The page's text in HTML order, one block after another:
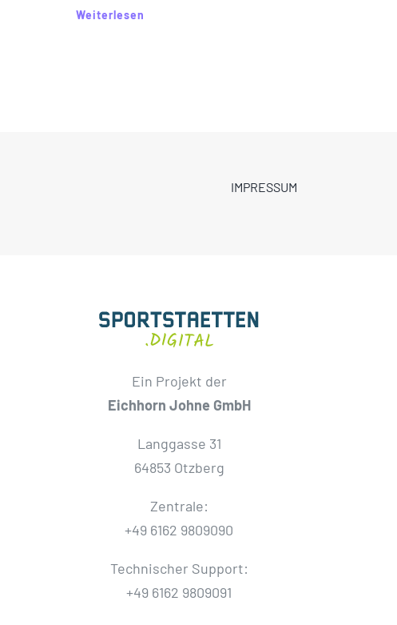
Weiterlesen
IMPRESSUM
Ein Projekt der
Eichhorn Johne GmbH
Langgasse 31
64853 Otzberg
Zentrale:
+49 6162 9809090
Technischer Support:
+49 6162 9809091